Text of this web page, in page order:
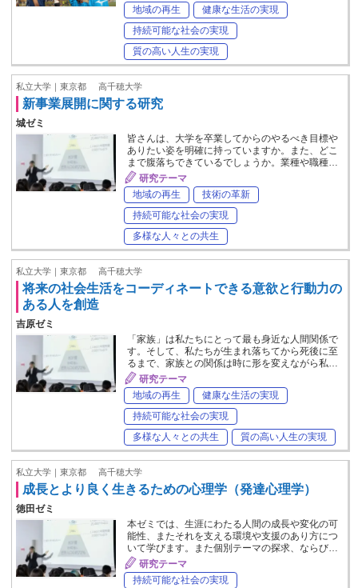
地域の再生
健康な生活の実現
持続可能な社会の実現
質の高い人生の実現
私立大学｜東京都 高千穂大学
新事業展開に関する研究
城ゼミ
皆さんは、大学を卒業してからのやるべき目標や
ありたい姿を明確に持っていますか。また、どこ
まで腹落ちできているでしょうか。業種や職種…
研究テーマ
地域の再生
技術の革新
持続可能な社会の実現
多様な人々との共生
私立大学｜東京都 高千穂大学
将来の社会生活をコーディネートできる意欲と行動力の
ある人を創造
吉原ゼミ
「家族」は私たちにとって最も身近な人間関係で
す。そして、私たちが生まれ落ちてから死後に至
るまで、家族との関係は時に形を変えながら私…
研究テーマ
地域の再生
健康な生活の実現
持続可能な社会の実現
多様な人々との共生
質の高い人生の実現
私立大学｜東京都 高千穂大学
成長とより良く生きるための心理学（発達心理学）
徳田ゼミ
本ゼミでは、生涯にわたる人間の成長や変化の可
能性、またそれを支える環境や支援のあり方につ
いて学びます。また個別テーマの探求、ならび…
研究テーマ
持続可能な社会の実現